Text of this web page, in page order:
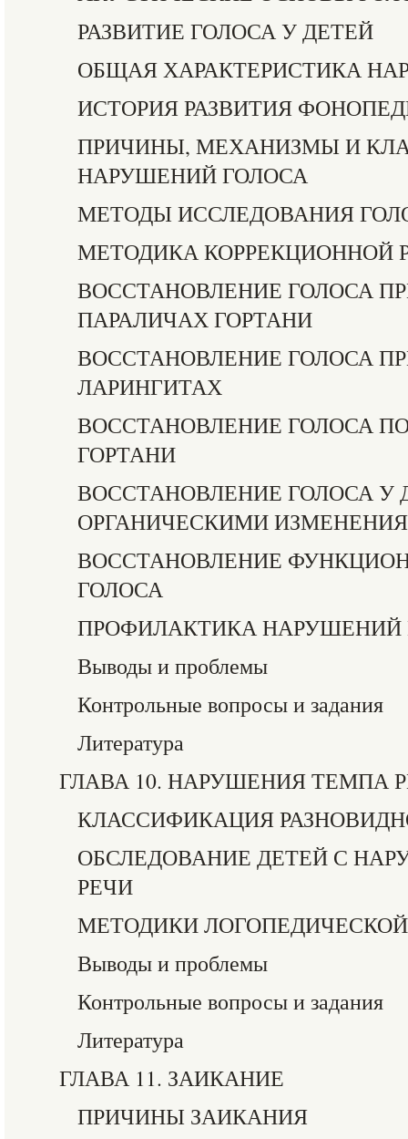
РАЗВИТИЕ ГОЛОСА У ДЕТЕЙ
ОБЩАЯ ХАРАКТЕРИСТИКА
ИСТОРИЯ РАЗВИТИЯ
ПРИЧИНЫ, МЕХАНИЗМЫ И
НАРУШЕНИЙ ГОЛОСА
МЕТОДЫ ИССЛЕДОВАНИЯ
МЕТОДИКА КОРРЕКЦИОННОЙ
ВОССТАНОВЛЕНИЕ ГОЛОСА
ПАРАЛИЧАХ ГОРТАНИ
ВОССТАНОВЛЕНИЕ ГОЛОСА
ЛАРИНГИТАХ
ВОССТАНОВЛЕНИЕ ГОЛОСА
ГОРТАНИ
ВОССТАНОВЛЕНИЕ ГОЛОСА У
ОРГАНИЧЕСКИМИ
ВОССТАНОВЛЕНИЕ
ГОЛОСА
ПРОФИЛАКТИКА НАРУШЕНИЙ
Выводы и проблемы
Контрольные вопросы и задания
Литература
ГЛАВА 10. НАРУШЕНИЯ ТЕМПА
КЛАССИФИКАЦИЯ
ОБСЛЕДОВАНИЕ ДЕТЕЙ С
РЕЧИ
МЕТОДИКИ
Выводы и проблемы
Контрольные вопросы и задания
Литература
ГЛАВА 11. ЗАИКАНИЕ
ПРИЧИНЫ ЗАИКАНИЯ